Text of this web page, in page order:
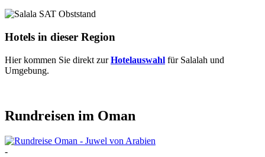
Hotels in dieser Region
Hier kommen Sie direkt zurHotelauswahl für Salalah und
Umgebung.
Rundreisen im Oman
-